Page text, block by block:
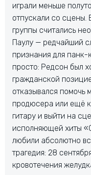
играли меньше
отпускали со сцены.
группы считались
Паулу — редчайший
признания для панк-
просто: Редсон был
гражданской
отказывался помочь
продюсера или ещё
гитару и выйти на
исполняющей хиты
любили абсолютно
трагедия: 28
кровотечения